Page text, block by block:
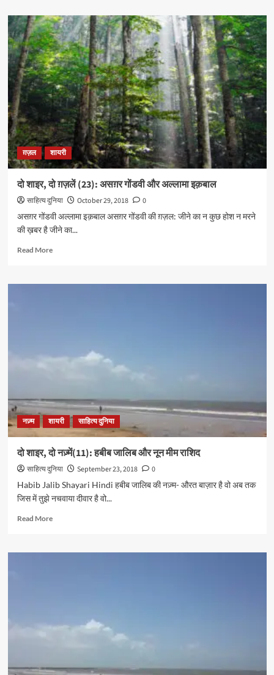
दो
शाइर,
दो
नज़्में(12):
मजाज़
और
मख़दूम
ग़ज़ल शायरी
दो शाइर, दो ग़ज़लें (23): असग़र गोंडवी और अल्लामा इक़बाल
साहित्य दुनिया October 29, 2018
0
असग़र गोंडवी अल्लामा इक़बाल असग़र गोंडवी की ग़ज़ल: जीने का न कुछ होश न मरने
की ख़बर है जीने का...
Read MoreRead
दो
नज़्म शायरी साहित्य दुनिया
दो शाइर, दो नज़्में(11): हबीब जालिब और नून मीम राशिद
साहित्य दुनिया September 23, 2018
0
Habib Jalib Shayari Hindi हबीब जालिब की नज़्म- औरत बाज़ार है वो अब तक
जिस में तुझे नचवाया दीवार है वो...
Read MoreRead
दो